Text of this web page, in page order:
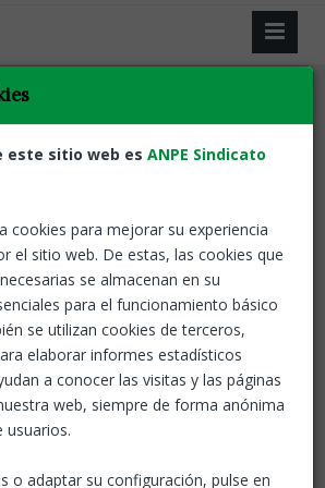
de
per exigir
ANPE-Catalunya
a sortir al carrer en una nova jornada
denunciar la situació de la plantilla
una resposta efectiva a les nostres
dignes, estabilitat i més recursos per a
hem tornat a mobilitzar en el marc del
convocades aquest mes de maig,
este sitio web es ANPE Sindicato
cookies para mejorar su experiencia
el sitio web. De estas, las cookies que
se almacenan en su
para el funcionamiento básico
se utilizan cookies de terceros,
elaborar informes estadísticos
a conocer las visitas y las páginas
web, siempre de forma anónima
usuarios.
o adaptar su configuración, pulse en